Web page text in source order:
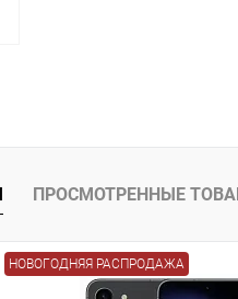
ПРОСМОТРЕННЫЕ
НОВОГОДНЯЯ РАСПРОДАЖА